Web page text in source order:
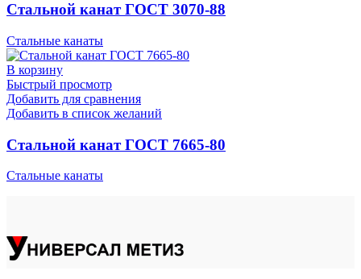
Стальной канат ГОСТ 3070-88
Стальные канаты
В корзину
Быстрый просмотр
Добавить для сравнения
Добавить в список желаний
Стальной канат ГОСТ 7665-80
Стальные канаты